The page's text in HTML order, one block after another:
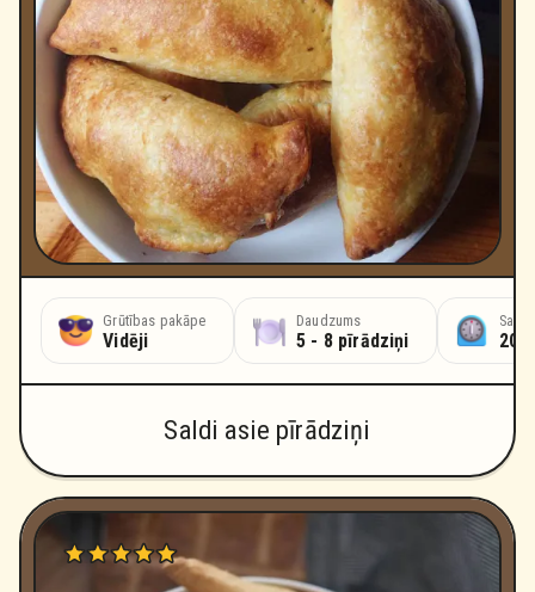
Grūtības pakāpe
Vidēji
Daudzums
5 - 8 pīrādziņi 20
Saldi asie pīrādziņi